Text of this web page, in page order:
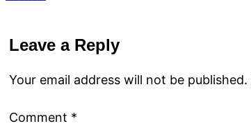
Leave a Reply
Your email address will not be published.
Comment *